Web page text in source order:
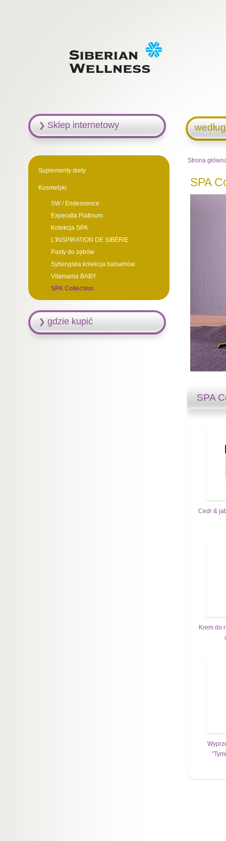
Strona
SPA
SPA
Cedr &
Krem do
Sklep internetowy
Suplementy diety
Kosmetyki
SW / Endessence
Experalta Platinum
Kolekcja SPA
L'INSPIRATION DE SIBÉRIE
Pasty do zębów
Syberyjska kolekcja balsamów
Vitamama BABY
SPA Collection
gdzie kupić